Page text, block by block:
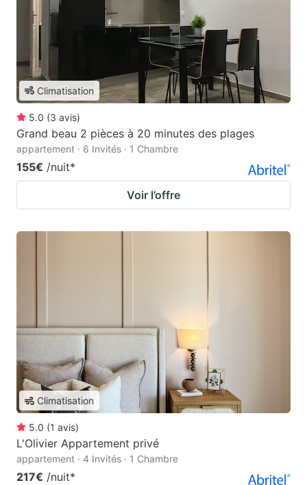
Climatisation
5.0 (3 avis)
Grand beau 2 pièces à 20 minutes des plages
appartement · 6 Invités · 1 Chambre
155€ /nuit*
Voir l’offre
Climatisation
5.0 (1 avis)
L'Olivier Appartement privé
appartement · 4 Invités · 1 Chambre
217€ /nuit*